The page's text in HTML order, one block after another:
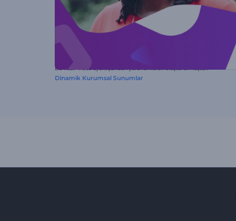
Bu hazır video ayarı, şundan yararlanılarak oluşturulmuştur:
Dinamik Kurumsal Sunumlar